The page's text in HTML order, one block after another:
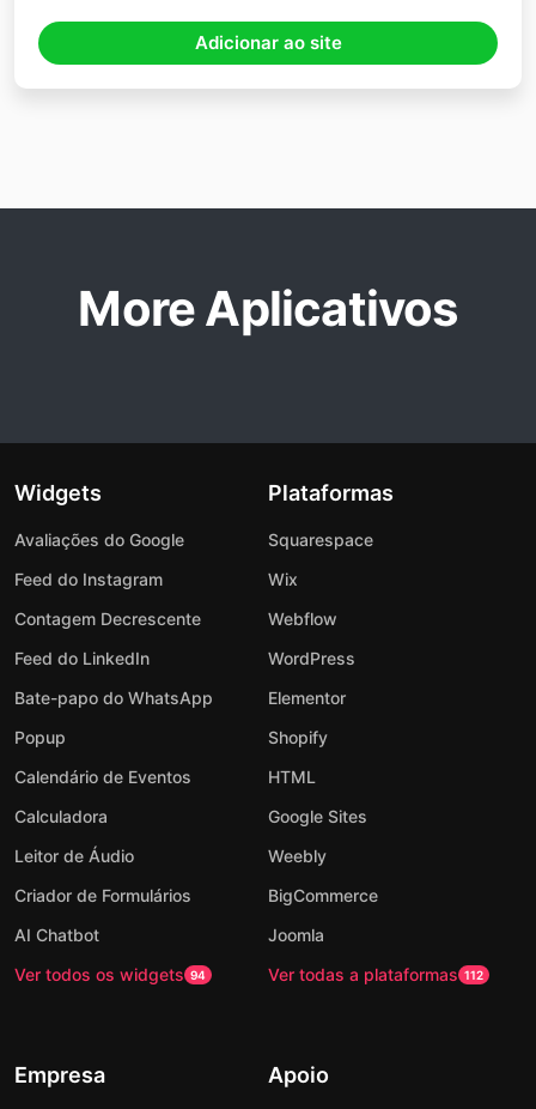
Adicionar ao site
More Aplicativos
Widgets
Avaliações do Google
Feed do Instagram
Contagem Decrescente
Feed do LinkedIn
Bate-papo do WhatsApp
Popup
Calendário de Eventos
Calculadora
Leitor de Áudio
Criador de Formulários
AI Chatbot
Ver todos os widgets 94
Plataformas
Squarespace
Wix
Webflow
WordPress
Elementor
Shopify
HTML
Google Sites
Weebly
BigCommerce
Joomla
Ver todas a plataformas 112
Empresa Apoio